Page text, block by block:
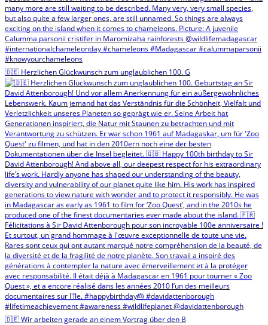
🇩🇪 Herzlichen Glückwunsch zum unglaublichen 100. G
🇩🇪 Wir arbeiten gerade an einem Vortrag über den B